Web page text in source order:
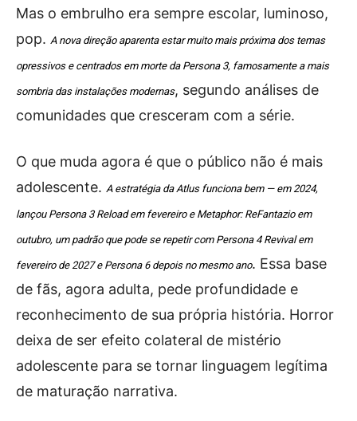
Mas o embrulho era sempre escolar, luminoso,
pop. A nova direção aparenta estar muito mais próxima dos temas
opressivos e centrados em morte da Persona 3, famosamente a mais
sombria das instalações modernas, segundo análises de
comunidades que cresceram com a série.
O que muda agora é que o público não é mais
adolescente. A estratégia da Atlus funciona bem — em 2024,
lançou Persona 3 Reload em fevereiro e Metaphor: ReFantazio em
outubro, um padrão que pode se repetir com Persona 4 Revival em
fevereiro de 2027 e Persona 6 depois no mesmo ano. Essa base
de fãs, agora adulta, pede profundidade e
reconhecimento de sua própria história. Horror
deixa de ser efeito colateral de mistério
adolescente para se tornar linguagem legítima
de maturação narrativa.